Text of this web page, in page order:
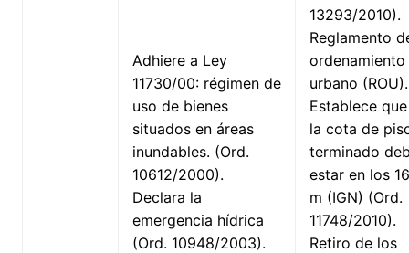
Adhiere a Ley
11730/00: régimen de
uso de bienes
situados en áreas
inundables. (Ord.
10612/2000).
Declara la
emergencia hídrica
(Ord. 10948/2003).
13293/2010).
Reglamento
ordenamiento
urbano (ROU).
Establece que
la cota de
terminado
estar en los 16
m (IGN) (Ord.
11748/2010).
Retiro de los